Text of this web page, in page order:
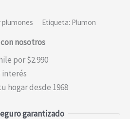
plumones Etiqueta: Plumon
nosotros
por $2.990
interés
hogar desde 1968
garantizado